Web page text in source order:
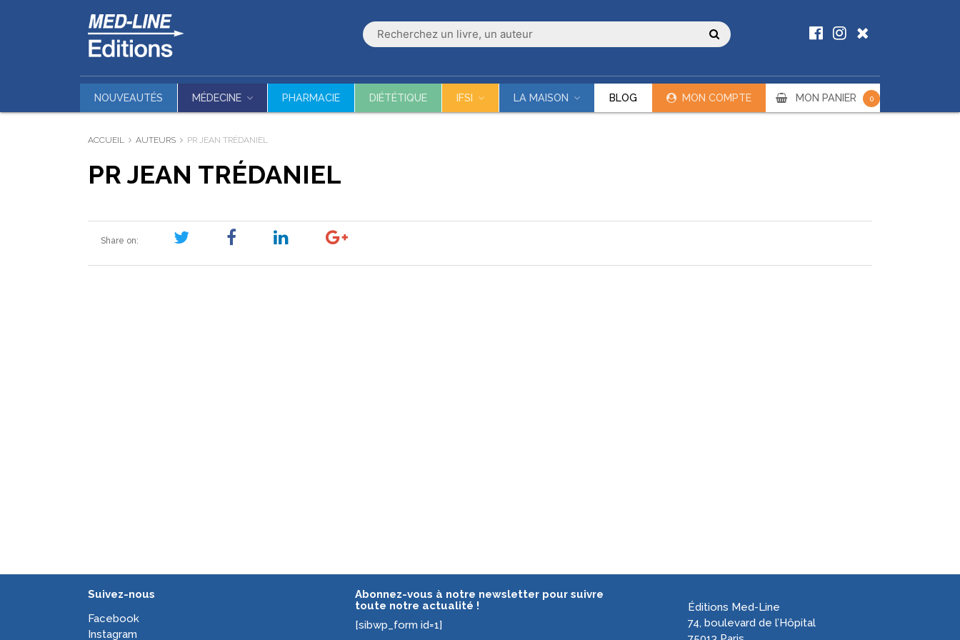
NOUVEAUTÉS MÉDECINE PHARMACIE DIÉTÉTIQUE IFSI LA MAISON BLOG MON COMPTE MON PANIER 0
ACCUEIL AUTEURS PR JEAN TRÉDANIEL
PR JEAN TRÉDANIEL
Share on:
Suivez-nous
Facebook
Instagram
Abonnez-vous à notre newsletter pour suivre
toute notre actualité !
[sibwp_form id=1]
Éditions Med-Line
74, boulevard de l’Hôpital